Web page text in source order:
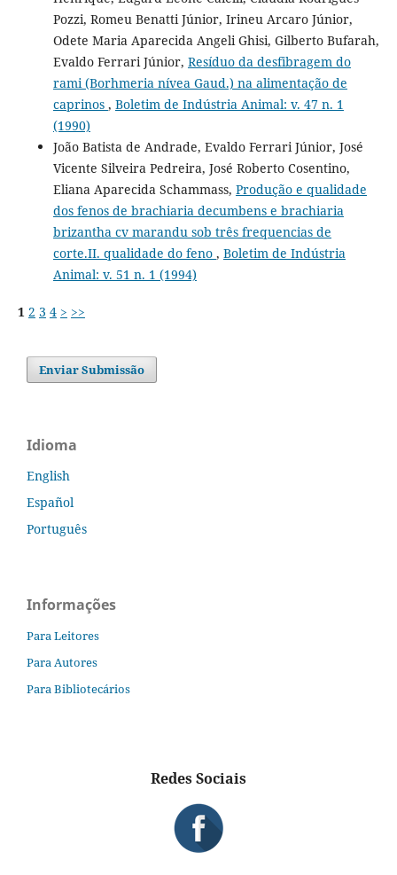
Pozzi, Romeu Benatti Júnior, Irineu Arcaro Júnior,
Odete Maria Aparecida Angeli Ghisi, Gilberto Bufarah,
Evaldo Ferrari Júnior, Resíduo da desfibragem do
rami (Borhmeria nívea Gaud.) na alimentação de
caprinos , Boletim de Indústria Animal: v. 47 n. 1
(1990)
João Batista de Andrade, Evaldo Ferrari Júnior, José
Vicente Silveira Pedreira, José Roberto Cosentino,
Eliana Aparecida Schammass, Produção e qualidade
dos fenos de brachiaria decumbens e brachiaria
brizantha cv marandu sob três frequencias de
corte.II. qualidade do feno , Boletim de Indústria
Animal: v. 51 n. 1 (1994)
1 2 3 4 > >>
Enviar Submissão
Idioma
English
Español
Português
Informações
Para Leitores
Para Autores
Para Bibliotecários
Redes Sociais